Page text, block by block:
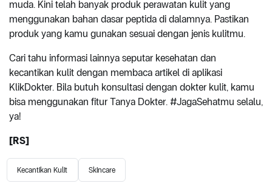
muda. Kini telah banyak produk perawatan kulit yang
menggunakan bahan dasar peptida di dalamnya. Pastikan
produk yang kamu gunakan sesuai dengan jenis kulitmu.
Cari tahu informasi lainnya seputar kesehatan dan
kecantikan kulit dengan membaca artikel di aplikasi
KlikDokter. Bila butuh konsultasi dengan dokter kulit, kamu
bisa menggunakan fitur Tanya Dokter. #JagaSehatmu selalu,
ya!
[RS]
Kecantikan Kulit Skincare